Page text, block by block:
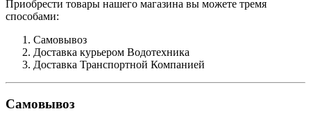
Приобрести товары нашего магазина вы можете тремя
способами:
Самовывоз
Доставка курьером Водотехника
Доставка Транспортной Компанией
Самовывоз